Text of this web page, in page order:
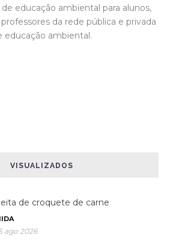
educação ambiental para alunos,
da rede pública e privada
educação ambiental.
VISUALIZADOS
de croquete de carne
ago 2026